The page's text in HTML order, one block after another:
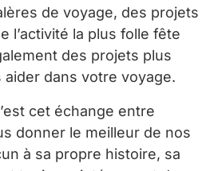
de voyage, des projets
l’activité la plus folle fête
des projets plus
dans votre voyage.
cet échange entre
donner le meilleur de nos
à sa propre histoire, sa